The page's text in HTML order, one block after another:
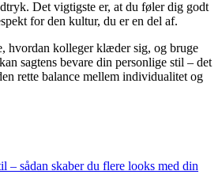
Det vigtigste er, at du føler dig godt
for den kultur, du er en del af.
hvordan kolleger klæder sig, og bruge
sagtens bevare din personlige stil – det
rette balance mellem individualitet og
– sådan skaber du flere looks med din